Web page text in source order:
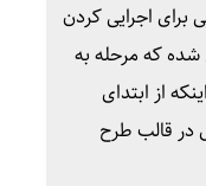
برای اجرایی کردن
شده که مرحله به
از ابتدای
میلیارد ریال در قالب طرح